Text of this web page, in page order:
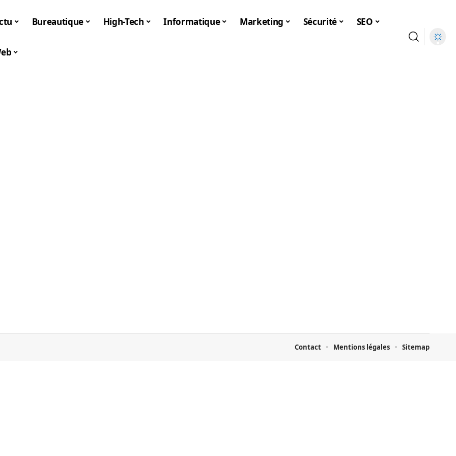
Bureautique High-Tech Informatique Marketing Sécurité SEO
Contact Mentions légales Sitemap